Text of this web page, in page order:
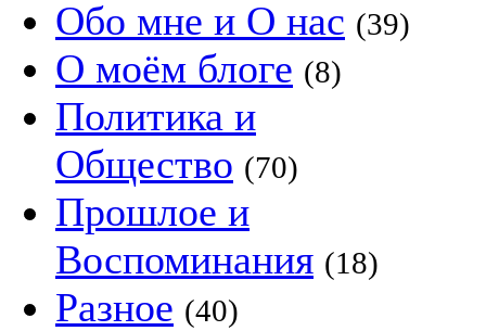
Обо мне и О нас (39)
О моём блоге (8)
Политика и
Общество (70)
Прошлое и
Воспоминания (18)
Разное (40)